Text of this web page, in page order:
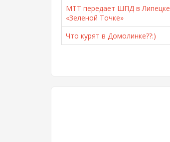
МТТ передает ШПД в Липецке
«Зеленой Точке»
Что курят в Домолинке??:)